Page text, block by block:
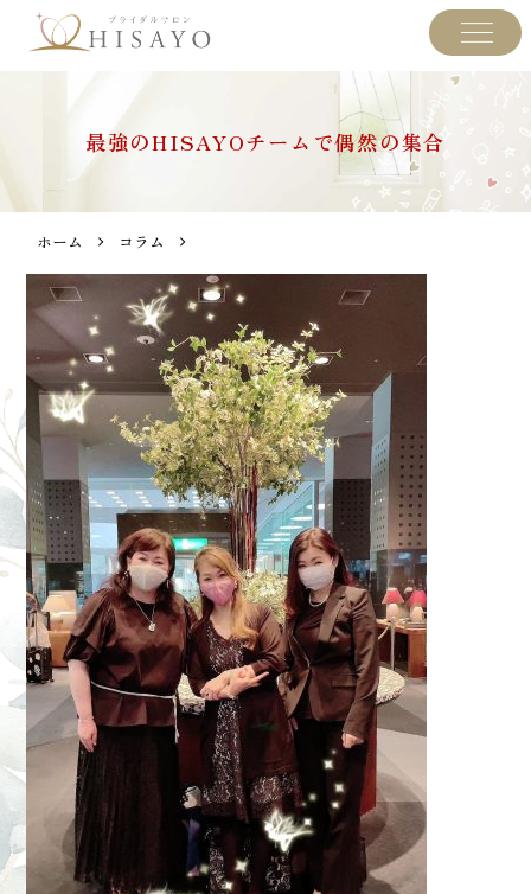
最強のHISAYOチームで偶然の集合
ホーム コラム